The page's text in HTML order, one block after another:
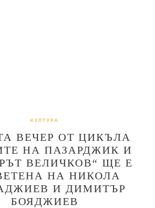
КУЛТУРА
ВЕЧЕР ОТ ЦИКЪЛА
НА ПАЗАРДЖИК И
ВЕЛИЧКОВ“ ЩЕ Е
НА НИКОЛА
И ДИМИТЪР
БОЯДЖИЕВ